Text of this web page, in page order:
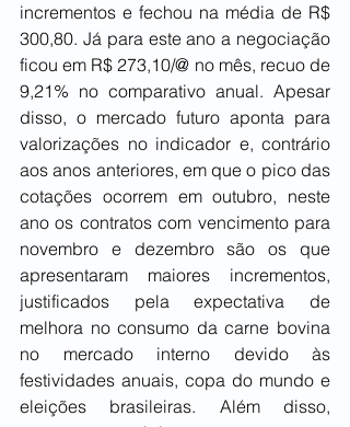
incrementos e fechou na média de R$
300,80. Já para este ano a negociação
ficou em R$ 273,10/@ no mês, recuo de
9,21% no comparativo anual. Apesar
disso, o mercado futuro aponta para
valorizações no indicador e, contrário
aos anos anteriores, em que o pico das
cotações ocorrem em outubro, neste
ano os contratos com vencimento para
novembro e dezembro são os que
apresentaram maiores incrementos,
justificados pela expectativa de
melhora no consumo da carne bovina
no mercado interno devido às
festividades anuais, copa do mundo e
eleições brasileiras. Além disso,